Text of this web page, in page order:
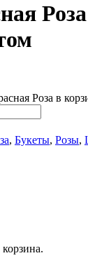
Роза в
, Букеты, Розы,